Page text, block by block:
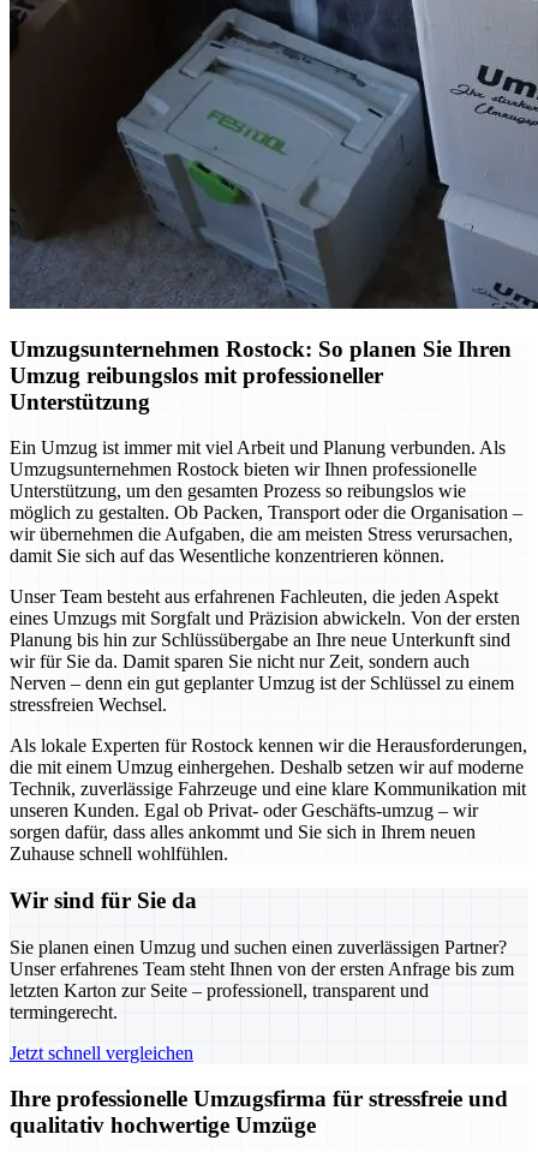
Umzugsunternehmen Rostock: So planen Sie Ihren
Umzug reibungslos mit professioneller
Unterstützung
Ein Umzug ist immer mit viel Arbeit und Planung verbunden. Als
Umzugsunternehmen Rostock bieten wir Ihnen professionelle
Unterstützung, um den gesamten Prozess so reibungslos wie
möglich zu gestalten. Ob Packen, Transport oder die Organisation –
wir übernehmen die Aufgaben, die am meisten Stress verursachen,
damit Sie sich auf das Wesentliche konzentrieren können.
Unser Team besteht aus erfahrenen Fachleuten, die jeden Aspekt
eines Umzugs mit Sorgfalt und Präzision abwickeln. Von der ersten
Planung bis hin zur Schlüssübergabe an Ihre neue Unterkunft sind
wir für Sie da. Damit sparen Sie nicht nur Zeit, sondern auch
Nerven – denn ein gut geplanter Umzug ist der Schlüssel zu einem
stressfreien Wechsel.
Als lokale Experten für Rostock kennen wir die Herausforderungen,
die mit einem Umzug einhergehen. Deshalb setzen wir auf moderne
Technik, zuverlässige Fahrzeuge und eine klare Kommunikation mit
unseren Kunden. Egal ob Privat- oder Geschäfts-umzug – wir
sorgen dafür, dass alles ankommt und Sie sich in Ihrem neuen
Zuhause schnell wohlfühlen.
Wir sind für Sie da
Sie planen einen Umzug und suchen einen zuverlässigen Partner?
Unser erfahrenes Team steht Ihnen von der ersten Anfrage bis zum
letzten Karton zur Seite – professionell, transparent und
termingerecht.
Jetzt schnell vergleichen
Ihre professionelle Umzugsfirma für stressfreie und
qualitativ hochwertige Umzüge